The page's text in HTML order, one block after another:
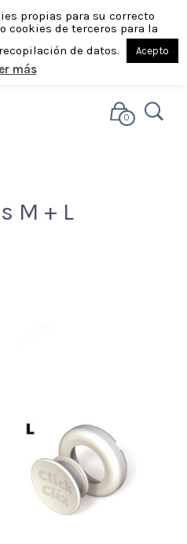
0
M + L
propias para su correcto
cookies de terceros para la
de datos.
Acepto
más